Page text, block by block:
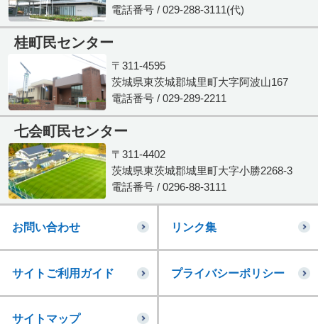
電話番号 / 029-288-3111(代)
桂町民センター
〒311-4595
茨城県東茨城郡城里町大字阿波山167
電話番号 / 029-289-2211
七会町民センター
〒311-4402
茨城県東茨城郡城里町大字小勝2268-3
電話番号 / 0296-88-3111
お問い合わせ リンク集
サイトご利用ガイド プライバシーポリシー
サイトマップ